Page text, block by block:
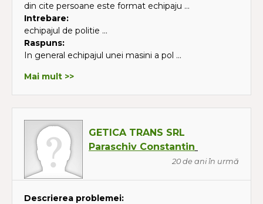
din cite persoane este format echipaju ...
Intrebare:
echipajul de politie ...
Raspuns:
In general echipajul unei masini a pol ...
Mai mult >>
GETICA TRANS SRL
Paraschiv Constantin
20 de ani în urmă
Descrierea problemei: